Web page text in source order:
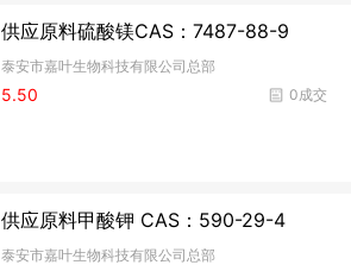
供应原料硫酸镁CAS：7487-88-9
泰安市嘉叶生物科技有限公司总部
0成交
5.50
供应原料甲酸钾 CAS：590-29-4
泰安市嘉叶生物科技有限公司总部